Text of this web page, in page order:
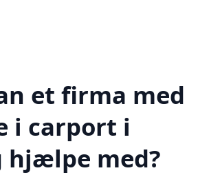
et firma med
i carport i
hjælpe med?